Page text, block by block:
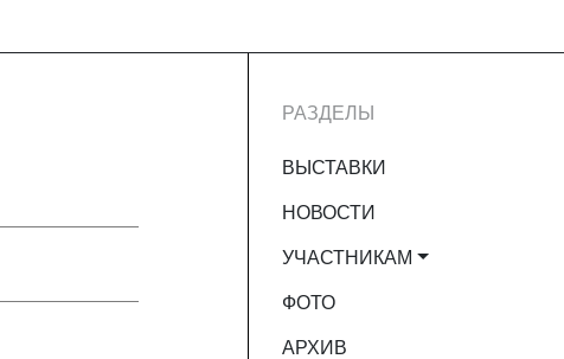
РАЗДЕЛЫ
ВЫСТАВКИ
НОВОСТИ
УЧАСТНИКАМ
ФОТО
АРХИВ